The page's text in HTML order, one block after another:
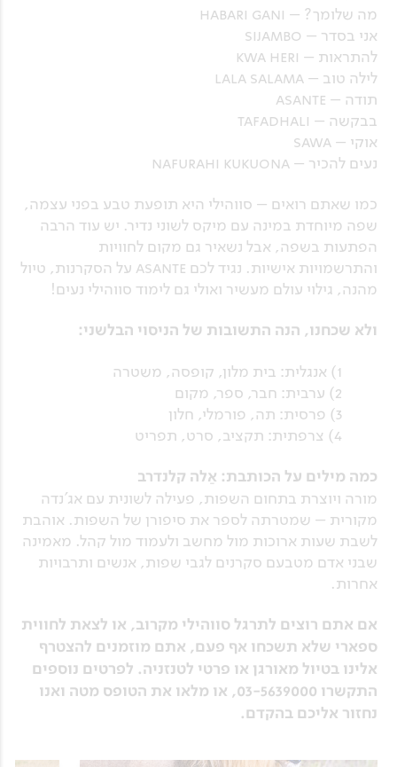
מה שלומך? – habari gani
אני בסדר – sijambo
להתראות – kwa heri
לילה טוב – lala salama
תודה – asante
בבקשה – tafadhali
אוקי – sawa
נעים להכיר – nafurahi kukuona
כמו שאתם רואים – סווהילי היא תופעת טבע בפני עצמה,
שפה מיוחדת במינה עם מיקס לשוני נדיר. יש עוד הרבה
הפתעות בשפה, אבל נשאיר גם מקום לחוויות
והתרשמויות אישיות. נגיד לכם asante על הסקרנות, טיול
מהנה, גילוי עולם מעשיר ואולי גם לימוד סווהילי נעים!
ולא שכחנו, הנה התשובות של הניסוי הבלשני:
1) אנגלית: בית מלון, קופסה, משטרה
2) ערבית: חבר, ספר, מקום
3) פרסית: תה, פורמלי, חלון
4) צרפתית: תקציב, סרט, תפריט
כמה מילים על הכותבת: אַלה קלנדרב
מורה ויוצרת בתחום השפות, פעילה לשונית עם אג’נדה
מקורית – שמטרתה לספר את סיפורן של השפות. אוהבת
לשבת שעות ארוכות מול מחשב ולעמוד מול קהל. מאמינה
שבני אדם מטבעם סקרנים לגבי שפות, אנשים ותרבויות
אחרות.
אם אתם רוצים לתרגל סווהילי מקרוב, או לצאת לחווית
ספארי שלא תשכחו אף פעם, אתם מוזמנים להצטרף
אלינו בטיול מאורגן או פרטי לטנזניה. לפרטים נוספים
התקשרו 03-5639000, או מלאו את הטופס מטה ואנו
נחזור אליכם בהקדם.